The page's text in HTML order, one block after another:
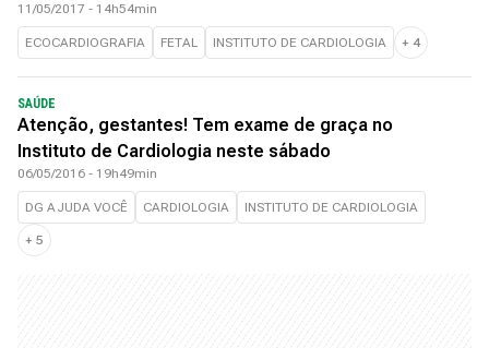
11/05/2017 - 14h54min
ECOCARDIOGRAFIA FETAL INSTITUTO DE CARDIOLOGIA + 4
SAÚDE
Atenção, gestantes! Tem exame de graça no
Instituto de Cardiologia neste sábado
06/05/2016 - 19h49min
DG AJUDA VOCÊ CARDIOLOGIA INSTITUTO DE CARDIOLOGIA
+ 5